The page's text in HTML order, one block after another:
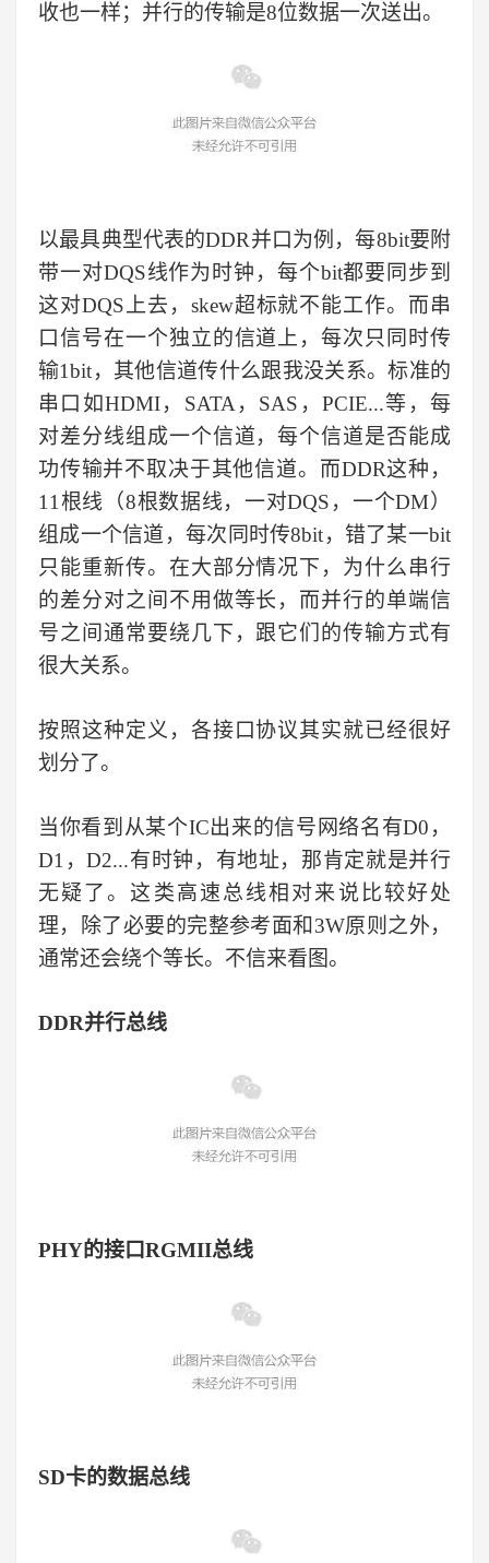
收也一样； 并行的传输是8位数据一次送出。
以最具典型代表的DDR并口为例，每8bit要附
带一对DQS线作为时钟，每个bit都要同步到
这对DQS 上去， skew超标就不能工作。而串
口信号在一个独立的信道上，每次只同时传
输1bit，其他信道传什么跟我没关系。标准的
串口如HDMI， SATA ， SAS ，PCIE...等，每
对差分线组成一个信道，每个信道是否能成
功传输并不取决于其他信道。而DDR这种，
11 根线（8根数据线，一对DQS ，一个DM）
组成一个信道，每次同时传8bit，错了某一bit
只能重新传。在大部分情况下，为什么串行
的差分对之间不用做等长，而并行的单端信
号之间通常要绕几下，跟它们的传输方式有
很大关系。
按照这种定义，各接口协议其实就已经很好
划分了。
当你看到从某个IC出来的信号 网络名有D0 ，
D1 ，D2...有时钟，有地址，那肯定就是并行
无疑了。这类高速总线相对来说比较好处
理，除了必要的完整参考面和 3W原则之外，
通常还会绕个等长。不信来看图。
DDR并行总线
PHY的接口RGMII总线
SD卡的数据总线